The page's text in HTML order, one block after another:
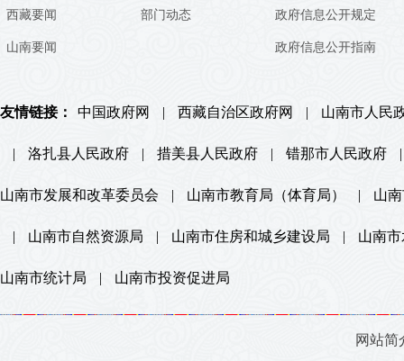
西藏要闻
山南要闻
部门动态 政府信息公开规定
政府信息公开指南
友情链接： 中国政府网 | 西藏自治区政府网 | 山南市人民
| 洛扎县人民政府 | 措美县人民政府 | 错那市人民政府 |
山南市发展和改革委员会 | 山南市教育局（体育局） | 山
| 山南市自然资源局 | 山南市住房和城乡建设局 | 山南
山南市统计局 | 山南市投资促进局
网站简